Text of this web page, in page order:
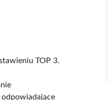
TOP 3.